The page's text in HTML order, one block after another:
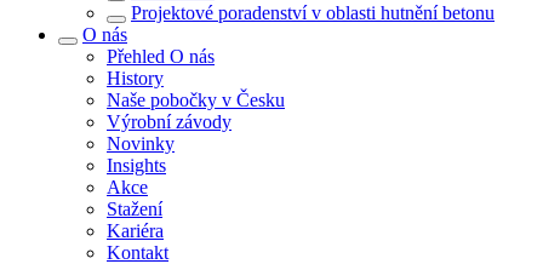
Projektové poradenství v oblasti hutnění betonu
O nás
Přehled O nás
History
Naše pobočky v Česku
Výrobní závody
Novinky
Insights
Akce
Stažení
Kariéra
Kontakt